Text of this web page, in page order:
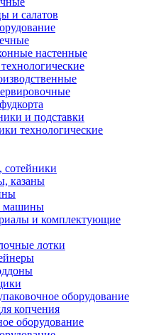
и салатов
настенные
и подставки
технологические
сотейники
казаны
машины
и комплектующие
лотки
оборудование
копчения
оборудование